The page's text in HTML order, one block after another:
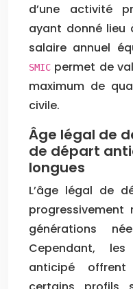
d’une activité
ayant donné lieu
salaire annuel
SMIC permet de
maximum de
civile.
Âge légal de
de départ
longues
L’âge légal de
générations
Cependant,
anticipé